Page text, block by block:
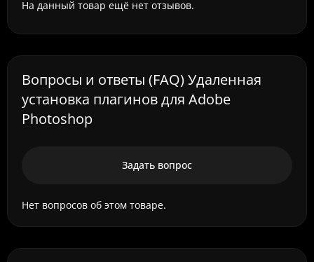
На данный товар ещё нет отзывов.
Вопросы и ответы (FAQ) Удаленная
установка плагинов для Adobe
Photoshop
Задать вопрос
Нет вопросов об этом товаре.